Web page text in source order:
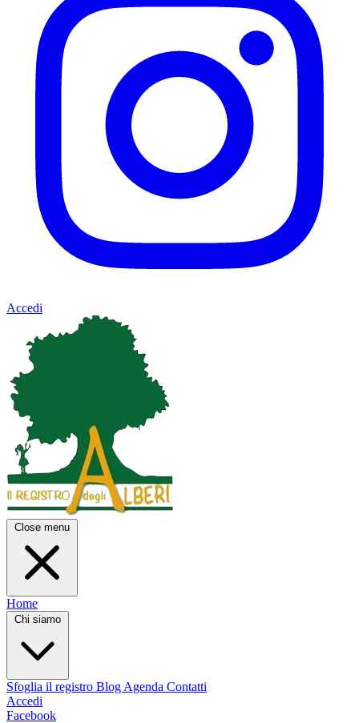
Accedi
Close menu
Home
Chi siamo
Sfoglia il registro Blog Agenda Contatti
Accedi
Facebook